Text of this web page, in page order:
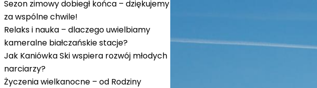
Sezon zimowy dobiegł końca – dziękujemy
za wspólne chwile!
Relaks i nauka – dlaczego uwielbiamy
kameralne białczańskie stacje?
Jak Kaniówka Ski wspiera rozwój młodych
narciarzy?
Życzenia wielkanocne – od Rodziny